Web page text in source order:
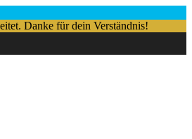
Danke für dein Verständnis!